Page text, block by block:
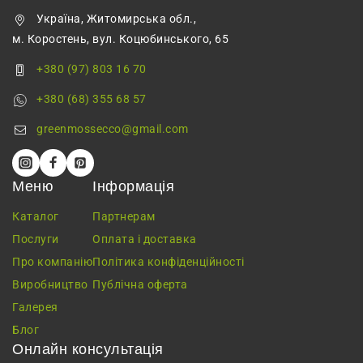
Україна, Житомирська обл.,
м. Коростень, вул. Коцюбинського, 65
+380 (97) 803 16 70
+380 (68) 355 68 57
greenmossecco@gmail.com
Меню
Каталог
Послуги
Про компанію
Виробництво
Галерея
Блог
Інформація
Партнерам
Оплата і доставка
Політика конфіденційності
Публічна оферта
Онлайн консультація